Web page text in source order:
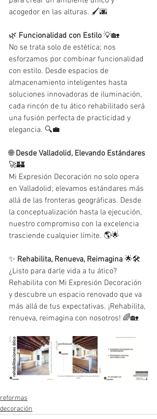
acogedor en las alturas. 🖌️🌆
🌿 Funcionalidad con Estilo 💡🏡
No se trata solo de estética; nos
esforzamos por combinar funcionalidad
con estilo. Desde espacios de
almacenamiento inteligentes hasta
soluciones innovadoras de iluminación,
cada rincón de tu ático rehabilitado será
una fusión perfecta de practicidad y
elegancia. 🔍💼
🌐 Desde Valladolid, Elevando Estándares
🚀🏰
Mi Expresión Decoración no solo opera
en Valladolid; elevamos estándares más
allá de las fronteras geográficas. Desde
la conceptualización hasta la ejecución,
nuestro compromiso con la excelencia
trasciende cualquier límite. 🌎🌟
✨ Rehabilita, Renueva, Reimagina 🌟🛠️
¿Listo para darle vida a tu ático?
Rehabilita con Mi Expresión Decoración
y descubre un espacio renovado que va
más allá de tus expectativas. ¡Rehabilita,
renueva, reimagina con nosotros! 🌈🏡
reformas
decoración